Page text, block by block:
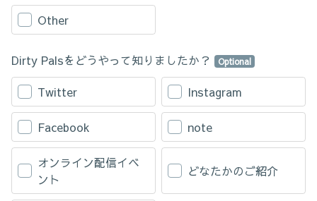
group of the Steering Committee as needed in its sole discretion.
Article 5 (Handling of Revenue)
generated from the Service, all such Revenue shall belong to the
(2) The Company shall be able to freely use the Revenue for the
development and growth of the Service and the Company as it
deems fit.
Article 6 (Intellectual Property Rights)
(hereinafter referred to as the “Users”) through the use of the
Service shall belong to the Company and the Users shall not
exercise its moral rights as the author of such copyright.
Other
Dirty Palsをどうやって知りましたか？ Optional
Twitter Instagram
Facebook note
オンライン配信イベ
ント
どなたかのご紹介